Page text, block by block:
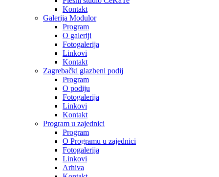
Kontakt
Galerija Modulor
Program
O galeriji
Fotogalerija
Linkovi
Kontakt
Zagrebački glazbeni podij
Program
O podiju
Fotogalerija
Linkovi
Kontakt
Program u zajednici
Program
O Programu u zajednici
Fotogalerija
Linkovi
Arhiva